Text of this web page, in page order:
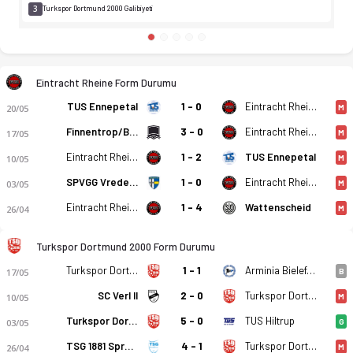
3 Turkspor Dortmund 2000 Galibiyeti
Eintracht Rheine Form Durumu
20/05 TUS Ennepetal 1 - 0 Eintracht Rheine M
17/05 Finnentrop/Bamenohl 3 - 0 Eintracht Rheine M
10/05 Eintracht Rheine 1 - 2 TUS Ennepetal M
03/05 SPVGG Vreden 1921 1 - 0 Eintracht Rheine M
26/04 Eintracht Rheine 1 - 4 Wattenscheid M
Turkspor Dortmund 2000 Form Durumu
17/05 Turkspor Dortmund 2000 1 - 1 Arminia Bielefeld (A) B
10/05 SC Verl II 2 - 0 Turkspor Dortmund 2000 M
03/05 Turkspor Dortmund 2000 5 - 0 TUS Hiltrup G
26/04 TSG 1881 Sprockhovel 4 - 1 Turkspor Dortmund 2000 M